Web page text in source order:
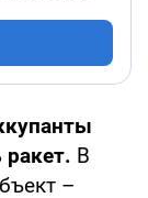
В
–